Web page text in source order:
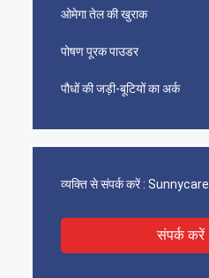
ओमेगा तेल की खुराक
पोषण पूरक पाउडर
पौधों की जड़ी-बूटियों का अर्क
व्यक्ति से संपर्क करें : Sunnycare
संपर्क करें